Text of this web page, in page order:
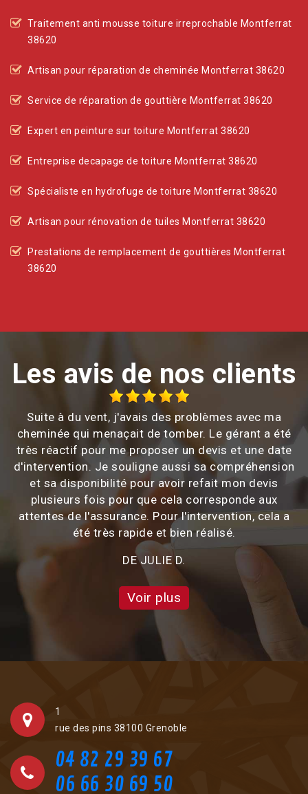
Traitement anti mousse toiture irreprochable Montferrat
38620
Artisan pour réparation de cheminée Montferrat 38620
Service de réparation de gouttière Montferrat 38620
Expert en peinture sur toiture Montferrat 38620
Entreprise decapage de toiture Montferrat 38620
Spécialiste en hydrofuge de toiture Montferrat 38620
Artisan pour rénovation de tuiles Montferrat 38620
Prestations de remplacement de gouttières Montferrat
38620
Les avis de nos clients
Suite à du vent, j'avais des problèmes avec ma
cheminée qui menaçait de tomber. Le gérant a été
très réactif pour me proposer un devis et une date
d'intervention. Je souligne aussi sa compréhension
et sa disponibilité pour avoir refait mon devis
plusieurs fois pour que cela corresponde aux
attentes de l'assurance. Pour l'intervention, cela a
été très rapide et bien réalisé.
DE JULIE D.
Voir plus
1
rue des pins 38100 Grenoble
04 82 29 39 67
06 66 30 69 50